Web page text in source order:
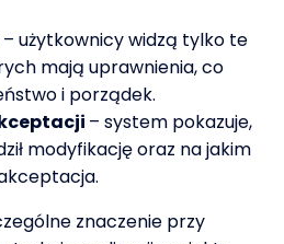
– użytkownicy widzą tylko te
mają uprawnienia, co
i porządek.
– system pokazuje,
modyfikację oraz na jakim
znaczenie przy